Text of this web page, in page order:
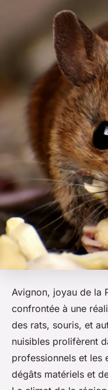
Avignon, joyau de la
confrontée à une
des rats, souris, et
nuisibles prolifèrent
professionnels et les
dégâts matériels et